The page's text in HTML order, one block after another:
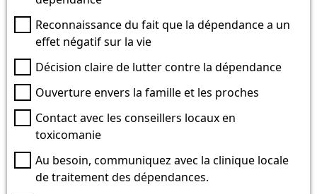
Reconnaissance du fait que la dépendance a un
effet négatif sur la vie
Décision claire de lutter contre la dépendance
Ouverture envers la famille et les proches
Contact avec les conseillers locaux en
toxicomanie
Au besoin, communiquez avec la clinique locale
de traitement des dépendances.